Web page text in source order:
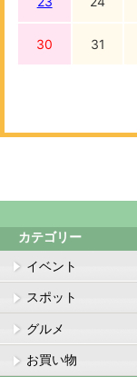
30 31
カテゴリー
イベント
スポット
グルメ
お買い物